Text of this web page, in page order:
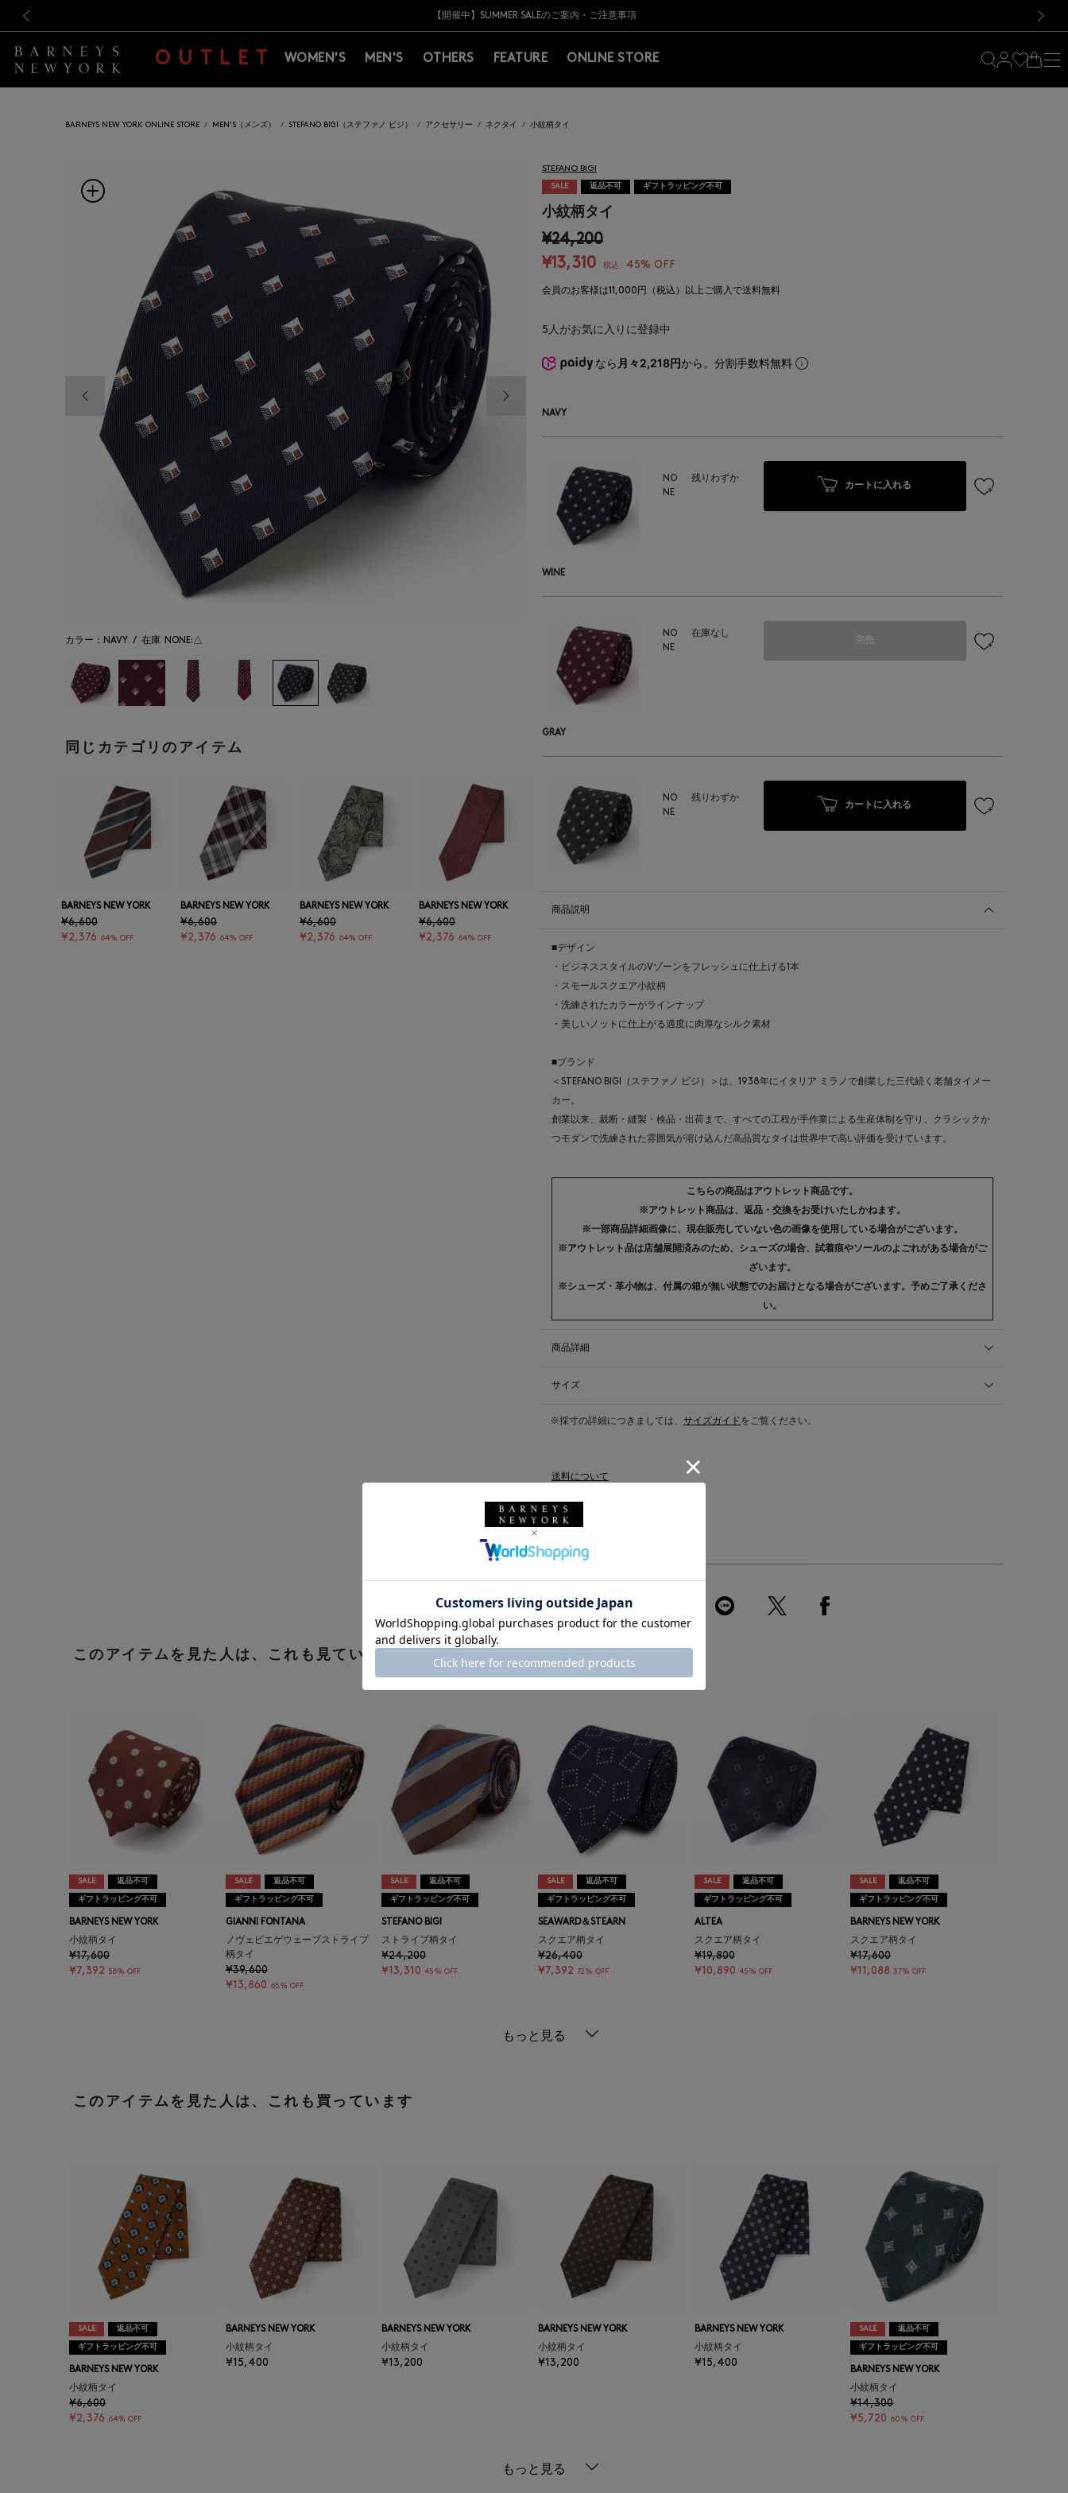
新規登録のお客様も対象！＜MY BARNEYS＞会員のお客様は11,000円（税込）以上のお買上げで常時送料無料！お買い物の際は会員登録を！
【夏季休業に伴う返品・交換承り一時停止のお知らせ】（2026.8.5）
熊本県を中心とした地震の影響によるお荷物のお届けについて
【開催中】SUMMER SALEのご案内・ご注意事項
新規登録のお客様も対象！＜MY BARNEYS＞会員のお客様は11,000円（税込）以上のお買上げで常時送料無料！お買い物の際は会員登録を！
【夏季休業に伴う返品・交換承り一時停止のお知らせ】（2026.8.5）
OUTLET WOMEN'S MEN'S OTHERS FEATURE ONLINE STORE
BARNEYS NEW YORK ONLINE STORE MEN'S（メンズ） STEFANO BIGI（ステファノ ビジ） アクセサリー ネクタイ 小紋柄タイ
前の画像
カラー：NAVY / 在庫 NONE:△
同じカテゴリのアイテム
BARNEYS NEW YORK
¥6,600
¥2,376 64% OFF
BARNEYS NEW YORK
¥6,600
¥2,376 64% OFF
BARNEYS NEW YORK
¥6,600
¥2,376 64% OFF
BARNEYS NEW YORK
¥6,600
¥2,376 64% OFF
STEFANO BIGI
SALE
返品不可 ギフトラッピング不可
小紋柄タイ
¥24,200
¥13,310
税込 45% OFF
会員のお客様は11,000円（税込）以上ご購入で送料無料
5人がお気に入りに登録中
なら 月々2,218円から。分割手数料無料
NAVY
NO
NE
残りわずか
カートに入れる
WINE
NO
NE
在庫なし
完売
GRAY
NO
NE
残りわずか
カートに入れる
商品説明
■デザイン
・ビジネススタイルのVゾーンをフレッシュに仕上げる1本
・スモールスクエア小紋柄
・洗練されたカラーがラインナップ
・美しいノットに仕上がる適度に肉厚なシルク素材
■ブランド
＜STEFANO BIGI（ステファノ ビジ）＞は、1938年にイタリア ミラノで創業した三代続く老舗タイメー
カー。
創業以来、裁断・縫製・検品・出荷まで、すべての工程が手作業による生産体制を守り、クラシックか
つモダンで洗練された雰囲気が溶け込んだ高品質なタイは世界中で高い評価を受けています。
こちらの商品はアウトレット商品です。
※アウトレット商品は、返品・交換をお受けいたしかねます。
※一部商品詳細画像に、現在販売していない色の画像を使用している場合がございます。
※アウトレット品は店舗展開済みのため、シューズの場合、試着痕やソールのよごれがある場合がご
ざいます。
※シューズ・革小物は、付属の箱が無い状態でのお届けとなる場合がございます。予めご了承くださ
い。
商品詳細
サイズ
※採寸の詳細につきましては、 サイズガイドをご覧ください。
送料について
配送について
返品・交換について
このアイテムを見た人は、これも見ています
SALE 返品不可
ギフトラッピング不可
BARNEYS NEW YORK
小紋柄タイ
¥17,600
¥7,392 58% OFF
SALE 返品不可
ギフトラッピング不可
GIANNI FONTANA
ノヴェピエゲウェーブストライプ
柄タイ
¥39,600
¥13,860 65% OFF
SALE 返品不可
ギフトラッピング不可
STEFANO BIGI
ストライプ柄タイ
¥24,200
¥13,310 45% OFF
SALE 返品不可
ギフトラッピング不可
SEAWARD＆STEARN
スクエア柄タイ
¥26,400
¥7,392 72% OFF
SALE 返品不可
ギフトラッピング不可
ALTEA
スクエア柄タイ
¥19,800
¥10,890 45% OFF
SALE 返品不可
ギフトラッピング不可
BARNEYS NEW YORK
スクエア柄タイ
¥17,600
¥11,088 37% OFF
もっと見る
このアイテムを見た人は、これも買っています
SALE 返品不可
ギフトラッピング不可
BARNEYS NEW YORK
小紋柄タイ
¥6,600
¥2,376 64% OFF
BARNEYS NEW YORK
小紋柄タイ
¥15,400
BARNEYS NEW YORK
小紋柄タイ
¥13,200
BARNEYS NEW YORK
小紋柄タイ
¥13,200
BARNEYS NEW YORK
小紋柄タイ
¥15,400
SALE 返品不可
ギフトラッピング不可
BARNEYS NEW YORK
小紋柄タイ
¥14,300
¥5,720 60% OFF
もっと見る